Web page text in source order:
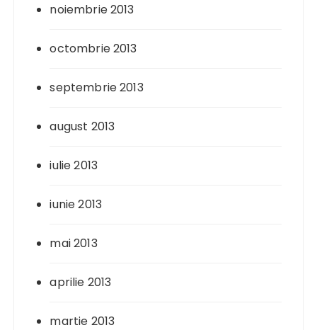
noiembrie 2013
octombrie 2013
septembrie 2013
august 2013
iulie 2013
iunie 2013
mai 2013
aprilie 2013
martie 2013